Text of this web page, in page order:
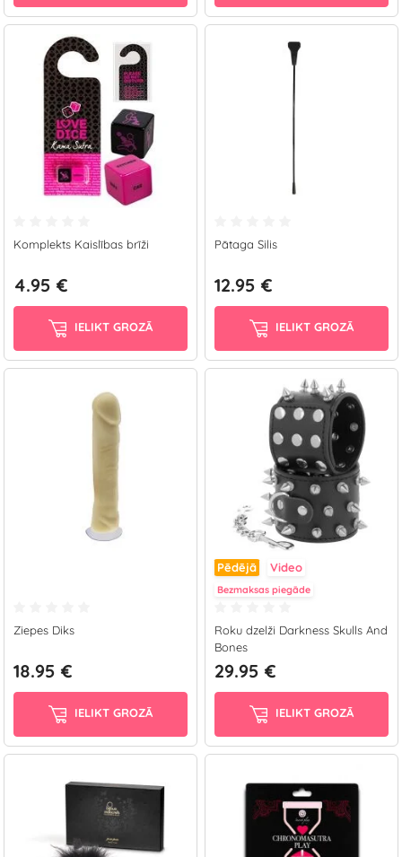
Komplekts Kaislības brīži
4.95 €
IELIKT GROZĀ
Pātaga Silis
12.95 €
IELIKT GROZĀ
Ziepes Diks
18.95 €
IELIKT GROZĀ
Pēdējā Video
Bezmaksas piegāde
Roku dzelži Darkness Skulls And
Bones
29.95 €
IELIKT GROZĀ